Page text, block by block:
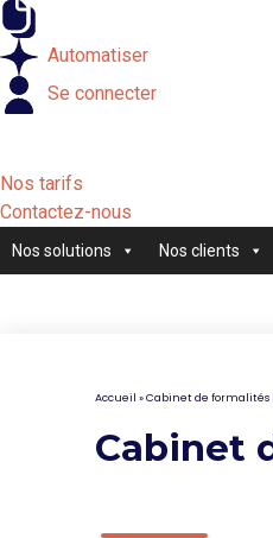
Automatiser
Se connecter
Nos tarifs
Contactez-nous
Nos solutions Nos clients
Accueil »Cabinet de formalités
Cabinet